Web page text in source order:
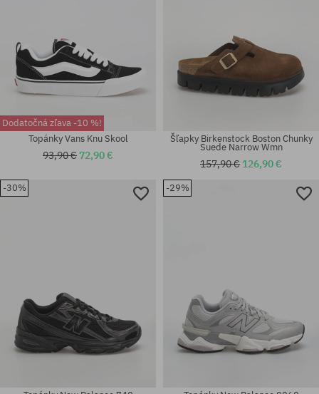
Dostupné veľkosti:
Dostupné veľkosti:
Dodatočná zľava -10 %!
Topánky Vans Knu Skool
93,90 € 72,90 €
Šľapky Birkenstock Boston Chunky
Suede Narrow Wmn
157,90 € 126,90 €
-30% -29%